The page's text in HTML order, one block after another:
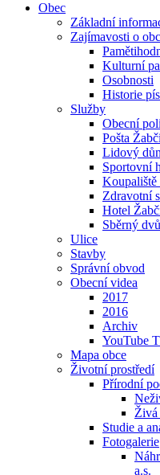
Obec
Základní
Zajímavosti o
Kulturní
Osobnosti
Historie
Služby
Obecní
Pošta
Lidový
Sportovní
Koupaliště
Zdravotní
Hotel
Sběrný
Ulice
Stavby
Správní obvod
Obecní videa
2017
2016
Archiv
YouTube
Mapa obce
Životní prostředí
Přírodní
Živá
Studie a
Fotogalerie
a.s.